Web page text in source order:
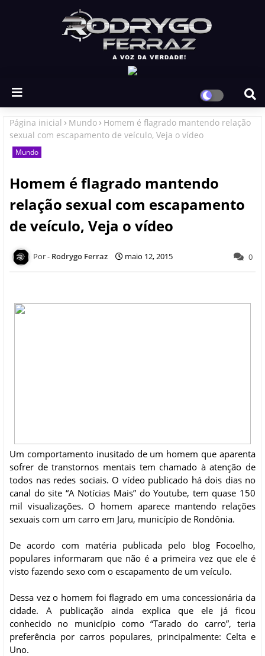
Página inicial Mundo
Homem é flagrado mantendo relação
sexual com escapamento de veículo, Veja o vídeo
Mundo
Homem é flagrado mantendo
relação sexual com escapamento
de veículo, Veja o vídeo
Rodrygo Ferraz maio 12, 2015 0
Um comportamento inusitado de um homem que aparenta
sofrer de transtornos mentais tem chamado à atenção de
todos nas redes sociais. O vídeo publicado há dois dias no
canal do site “A Notícias Mais” do Youtube, tem quase 150
mil visualizações. O homem aparece mantendo relações
sexuais com um carro em Jaru, município de Rondônia.
De acordo com matéria publicada pelo blog Focoelho,
populares informaram que não é a primeira vez que ele é
visto fazendo sexo com o escapamento de um veículo.
Dessa vez o homem foi flagrado em uma concessionária da
cidade. A publicação ainda explica que ele já ficou
conhecido no município como “Tarado do carro”, teria
preferência por carros populares, principalmente: Celta e
Uno.